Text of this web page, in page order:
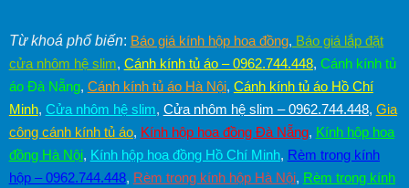
Từ khoá phổ biến: Báo giá kính hộp hoa đồng, Báo giá lắp đặt
cửa nhôm hệ slim, Cánh kính tủ áo – 0962.744.448, Cánh kính tủ
áo Đà Nẵng, Cánh kính tủ áo Hà Nội, Cánh kính tủ áo Hồ Chí
Minh, Cửa nhôm hệ slim, Cửa nhôm hệ slim – 0962.744.448, Gia
công cánh kính tủ áo, Kính hộp hoa đồng Đà Nẵng, Kính hộp hoa
đồng Hà Nội, Kính hộp hoa đồng Hồ Chí Minh, Rèm trong kính
hộp – 0962.744.448, Rèm trong kính hộp Hà Nội, Rèm trong kính